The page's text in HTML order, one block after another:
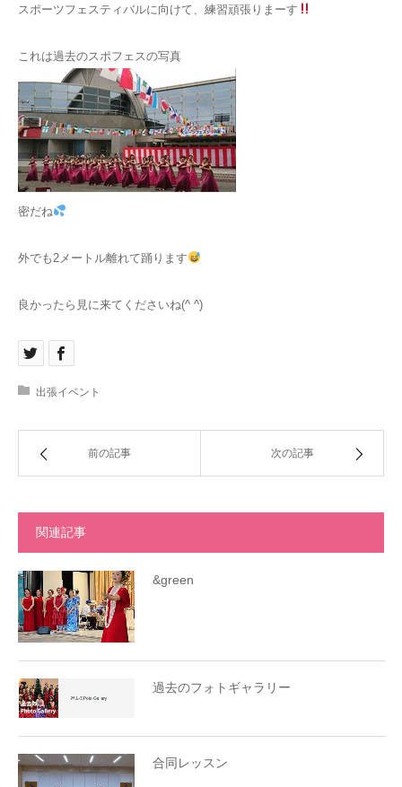
スポーツフェスティバルに向けて、練習頑張りまーす
これは過去のスポフェスの写真
密だね
外でも2メートル離れて踊ります
良かったら見に来てくださいね(^ ^)
出張イベント
前の記事 次の記事
関連記事
&green
過去のフォトギャラリー
合同レッスン